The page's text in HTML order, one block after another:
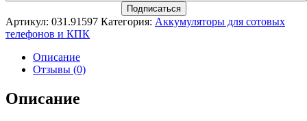
Артикул: 031.91597 Категория: Аккумуляторы для сотовых
телефонов и КПК
Описание
Отзывы (0)
Описание